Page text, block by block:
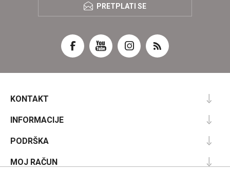
PRETPLATI SE
KONTAKT
INFORMACIJE
PODRŠKA
MOJ RAČUN